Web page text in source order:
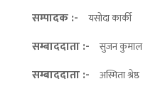
सम्पादक :- यसोदा कार्की
सम्बाददाता :- सुजन कुमाल
सम्बाददाता :- अस्मिता श्रेष्ठ